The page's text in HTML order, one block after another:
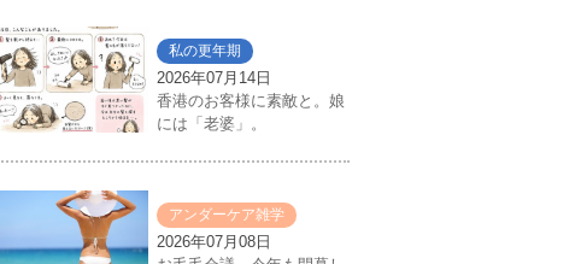
私の更年期
2026年07月14日
香港のお客様に素敵と。娘
には「老婆」。
アンダーケア雑学
2026年07月08日